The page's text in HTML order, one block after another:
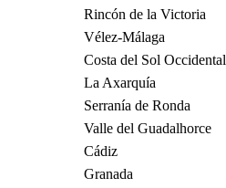
Rincón de la Victoria
Vélez-Málaga
Costa del Sol Occidental
La Axarquía
Serranía de Ronda
Valle del Guadalhorce
Cádiz
Granada